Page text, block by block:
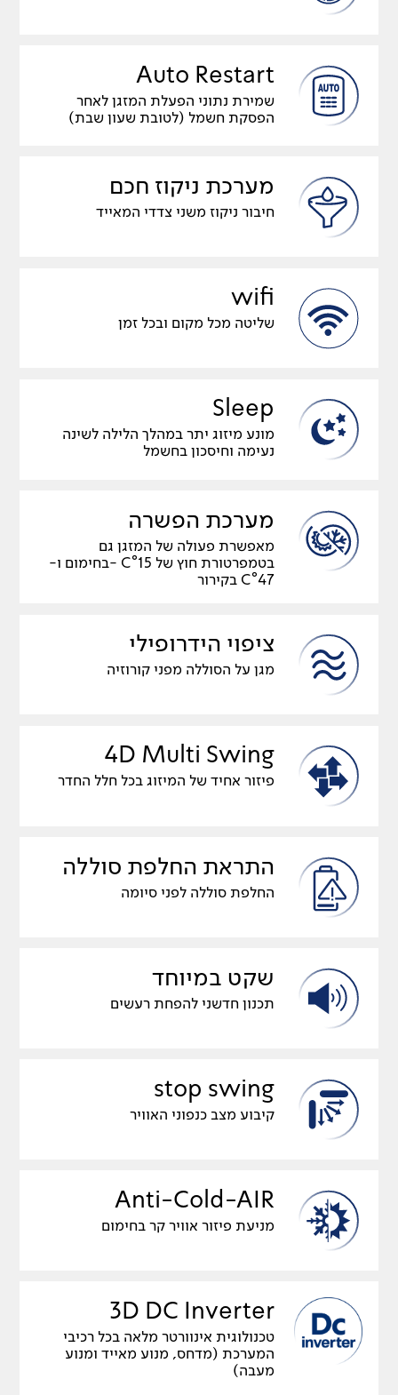
Auto Restart
שמירת נתוני הפעלת המזגן לאחר
הפסקת חשמל (לטובת שעון שבת)
מערכת ניקוז חכם
חיבור ניקוז משני צדדי המאייד
wifi
שליטה מכל מקום ובכל זמן
Sleep
מונע מיזוג יתר במהלך הלילה לשינה
נעימה וחיסכון בחשמל
מערכת הפשרה
מאפשרת פעולה של המזגן גם
בטמפרטורת חוץ של C°15 -בחימום ו-
C°47 בקירור
ציפוי הידרופילי
מגן על הסוללה מפני קורוזיה
4D Multi Swing
פיזור אחיד של המיזוג בכל חלל החדר
התראת החלפת סוללה
החלפת סוללה לפני סיומה
שקט במיוחד
תכנון חדשני להפחת רעשים
stop swing
קיבוע מצב כנפוני האוויר
Anti-Cold-AIR
מניעת פיזור אוויר קר בחימום
3D DC Inverter
טכנולוגית אינוורטר מלאה בכל רכיבי
המערכת (מדחס, מנוע מאייד ומנוע
מעבה)